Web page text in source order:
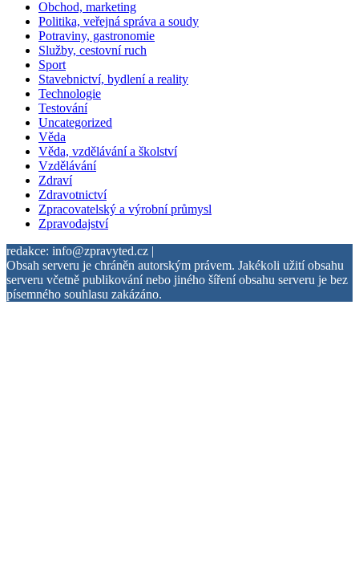
Obchod, marketing
Politika, veřejná správa a soudy
Potraviny, gastronomie
Služby, cestovní ruch
Sport
Stavebnictví, bydlení a reality
Technologie
Testování
Uncategorized
Věda
Věda, vzdělávání a školství
Vzdělávání
Zdraví
Zdravotnictví
Zpracovatelský a výrobní průmysl
Zpravodajství
redakce: info@zpravyted.cz |
Obsah serveru je chráněn autorským právem. Jakékoli užití obsahu
serveru včetně publikování nebo jiného šíření obsahu serveru je bez
písemného souhlasu zakázáno.